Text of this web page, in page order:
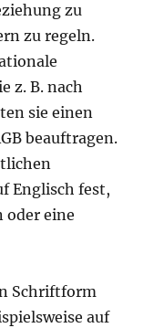
zu
zu regeln.
z. B. nach
sie einen
beauftragen.
Englisch fest,
oder eine
Schriftform
auf